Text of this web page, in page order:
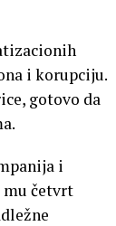
i korupciju.
gotovo da
i
mu četvrt